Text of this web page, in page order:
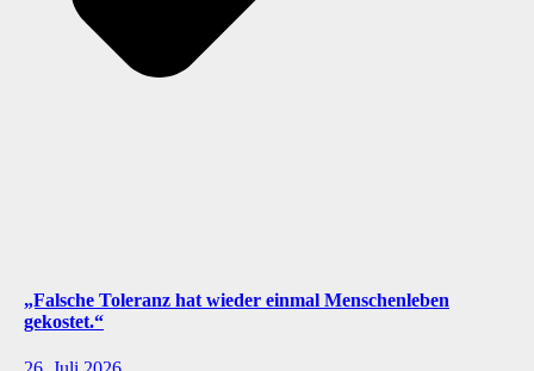
„Falsche Toleranz hat wieder einmal Menschenleben
gekostet.“